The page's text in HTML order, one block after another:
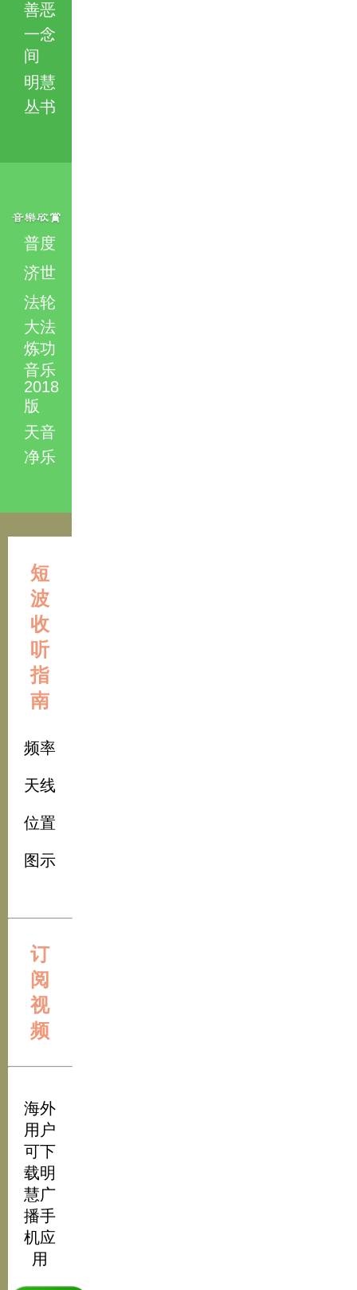
善恶
一念
间
明慧
丛书
普度
济世
法轮
大法
炼功
音乐
2018
版
天音
净乐
短
波
收
听
指
南
频率
天线
位置
图示
订
阅
视
频
海外
用户
可下
载明
慧广
播手
机应
用